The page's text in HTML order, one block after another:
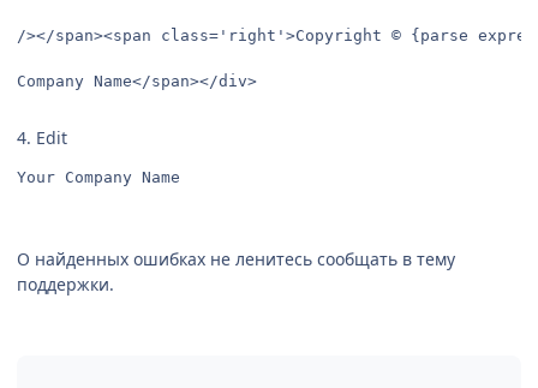
/></span><span class='right'>Copyright © {parse
Company Name</span></div>
4. Edit
Your Company Name
О найденных ошибках не ленитесь сообщать в тему
поддержки.